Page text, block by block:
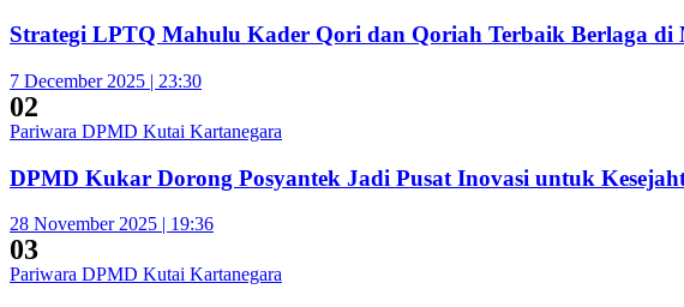
Strategi LPTQ Mahulu Kader Qori dan Qoriah Terbaik Berlaga di
7 December 2025 | 23:30
02
Pariwara DPMD Kutai Kartanegara
DPMD Kukar Dorong Posyantek Jadi Pusat Inovasi untuk
28 November 2025 | 19:36
03
Pariwara DPMD Kutai Kartanegara